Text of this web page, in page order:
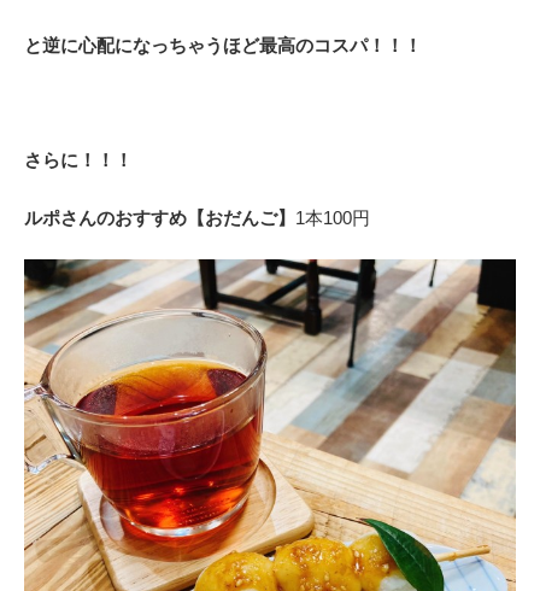
と逆に心配になっちゃうほど最高のコスパ！！！
さらに！！！
ルポさんのおすすめ【おだんご】 1本100円